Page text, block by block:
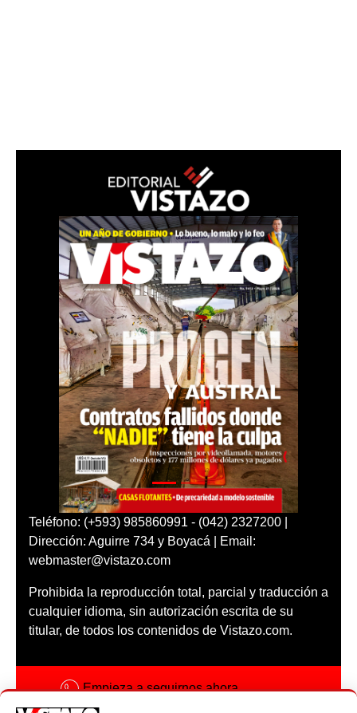
Teléfono: (+593) 985860991 - (042) 2327200 |
Dirección: Aguirre 734 y Boyacá | Email:
webmaster@vistazo.com
Prohibida la reproducción total, parcial y traducción a
cualquier idioma, sin autorización escrita de su
titular, de todos los contenidos de Vistazo.com.
Empieza a seguirnos ahora